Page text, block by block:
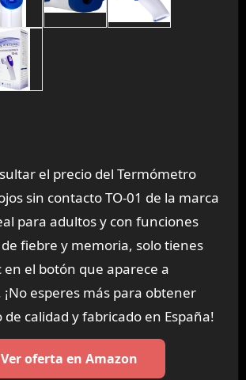
el precio del Termómetro
sin contacto TO-01 de la marca
para adultos y con funciones
fiebre y memoria, solo tienes
en el botón que aparece a
esperes más para obtener
calidad y fabricado en España!
Ver oferta en Amazon